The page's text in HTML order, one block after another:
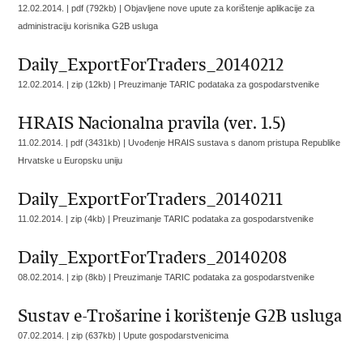
12.02.2014. | pdf (792kb) |Objavljene nove upute za korištenje aplikacije za
administraciju korisnika G2B usluga
Daily_ExportForTraders_20140212
12.02.2014. | zip (12kb) | Preuzimanje TARIC podataka za gospodarstvenike
HRAIS Nacionalna pravila (ver. 1.5)
11.02.2014. | pdf (3431kb) |Uvođenje HRAIS sustava s danom pristupa Republike
Hrvatske u Europsku uniju
Daily_ExportForTraders_20140211
11.02.2014. | zip (4kb) | Preuzimanje TARIC podataka za gospodarstvenike
Daily_ExportForTraders_20140208
08.02.2014. | zip (8kb) | Preuzimanje TARIC podataka za gospodarstvenike
Sustav e-Trošarine i korištenje G2B usluga
07.02.2014. | zip (637kb) |Upute gospodarstvenicima